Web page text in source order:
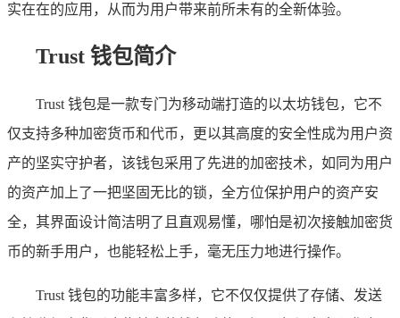
实在在的应用，从而为用户带来前所未有的全新体验。
Trust 钱包简介
Trust 钱包是一款专门为移动端打造的以太坊钱包，它不
仅支持多种加密货币和代币，更以其高度的安全性成为用户资
产的坚实守护者，该钱包采用了先进的加密技术，如同为用户
的资产加上了一把坚固无比的锁，全方位保护用户的资产安
全，其界面设计简洁明了且直观易懂，哪怕是初次接触加密货
币的新手用户，也能轻松上手，毫无压力地进行操作。
Trust 钱包的功能丰富多样，它不仅仅提供了存储、发送